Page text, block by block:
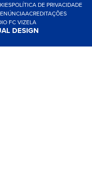
POLÍTICA DE PRIVACIDADE
ACREDITAÇÕES
FC VIZELA
DESIGN